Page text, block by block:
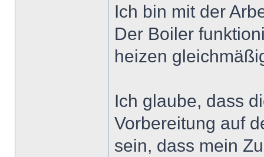
Ich bin mit der
Der Boiler
heizen
Ich glaube, dass
Vorbereitung auf
sein, dass mein